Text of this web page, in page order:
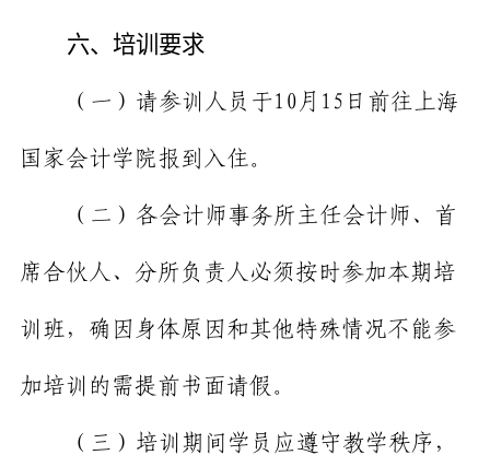
六、培训要求
（一）请参训人员于10 月 15 日前往上海
国家会计学院报到入住。
（二）各会计师事务所主任会计师、首
席合伙人、分所负责人必须按时参加本期培
训班，确因身体原因和其他特殊情况不能参
加培训的需提前书面请假。
（三）培训期间学员应遵守教学秩序，